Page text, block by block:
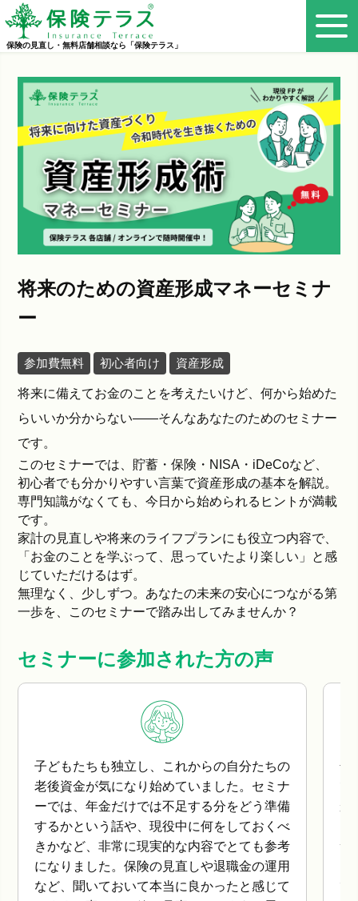
保険の見直し・無料店舗相談なら「保険テラス」
将来のための資産形成マネーセミナ
ー
参加費無料 初心者向け 資産形成
将来に備えてお金のことを考えたいけど、何から始めた
らいいか分からない――そんなあなたのためのセミナー
です。
このセミナーでは、貯蓄・保険・NISA・iDeCoなど、
初心者でも分かりやすい言葉で資産形成の基本を解説。
専門知識がなくても、今日から始められるヒントが満載
です。
家計の見直しや将来のライフプランにも役立つ内容で、
「お金のことを学ぶって、思っていたより楽しい」と感
じていただけるはず。
無理なく、少しずつ。あなたの未来の安心につながる第
一歩を、このセミナーで踏み出してみませんか？
セミナーに参加された方の声
普段、家計を見直すといっても節約ばかり
で、将来に向けてどうお金を増やせばいいの
か分からず不安でした。このセミナーでは、
「貯める」だけじゃなく「育てる」視点をも
つことの大切さを学べて、目からウロコでし
た。初心者でも分かるように言葉をかみ砕い
てくれていて、質問もしやすい雰囲気だった
老
の
て
ク